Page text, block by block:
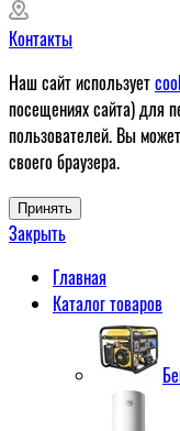
Контакты
Наш сайт использует
посещениях сайта) для
пользователей. Вы
своего браузера.
Принять
Закрыть
Главная
Каталог товаров